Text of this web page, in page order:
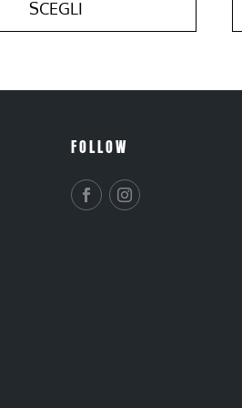
SCEGLI
FOLLOW